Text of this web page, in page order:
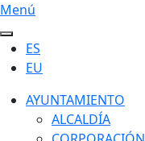
Menú
ES
EU
AYUNTAMIENTO
ALCALDÍA